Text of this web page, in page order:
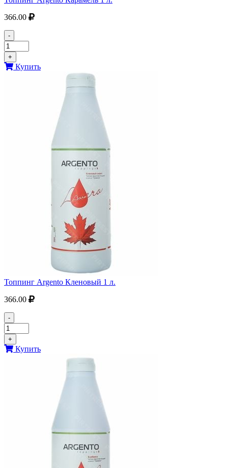
366.00
-
+
Купить
Топпинг Argento Кленовый 1 л.
366.00
-
+
Купить